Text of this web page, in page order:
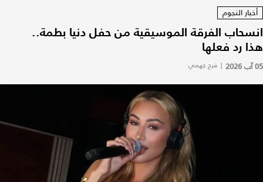
أخبار النجوم
انسحاب الفرقة الموسيقية من حفل دنيا بطمة..
هذا رد فعلها
05 آب 2026 | فرح جهمي